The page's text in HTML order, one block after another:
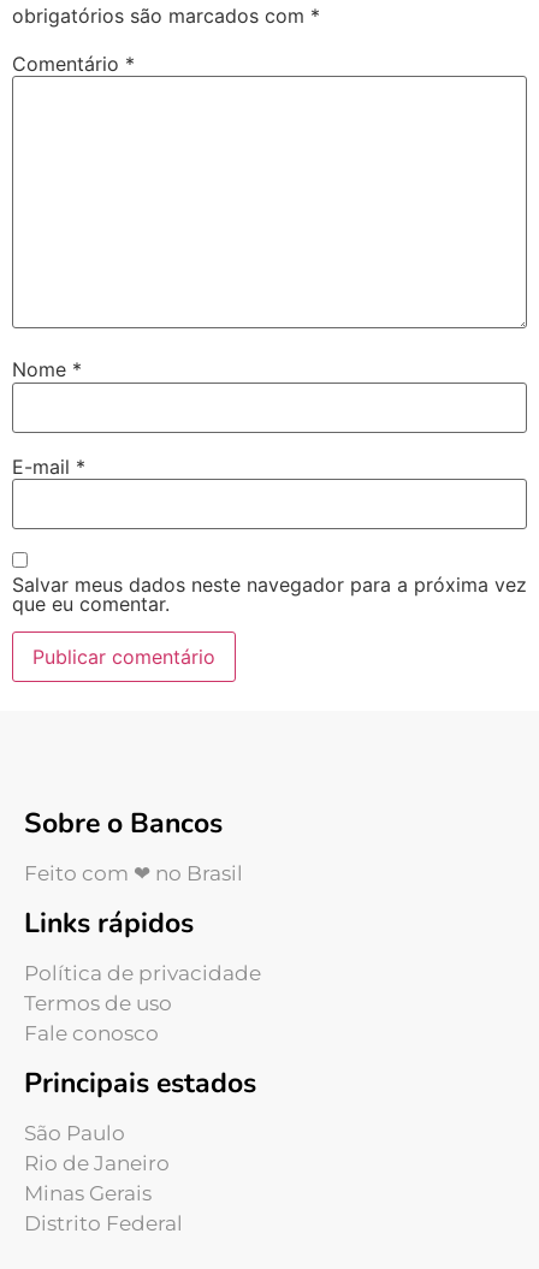
obrigatórios são marcados com *
Comentário *
Nome *
E-mail *
Salvar meus dados neste navegador para a próxima vez
que eu comentar.
Sobre o Bancos
Feito com ❤ no Brasil
Links rápidos
Política de privacidade
Termos de uso
Fale conosco
Principais estados
São Paulo
Rio de Janeiro
Minas Gerais
Distrito Federal